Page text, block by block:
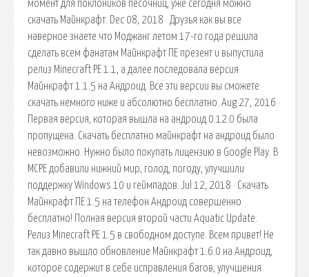
момент для поклоников песочниц, уже сегодня можно
скачать Майнкрафт. Dec 08, 2018 · Друзья как вы все
наверное знаете что Моджанг летом 17-го года решила
сделать всем фанатам Майнкрафт ПЕ презент и выпустила
релиз Minecraft PE 1.1, а далее последовала версия
Майнкрафт 1.1.5 на Андроид. Все эти версии вы сможете
скачать немного ниже и абсолютно бесплатно. Aug 27, 2016 ·
Первая версия, которая вышла на андроид 0.12.0 была
пропущена. Скачать бесплатно майнкрафт на андроид было
невозможно. Нужно было покупать лицензию в Google Play. В
MCPE добавили нижний мир, голод, погоду, улучшили
поддержку Windows 10 и геймпадов. Jul 12, 2018 · Скачать
Майнкрафт ПЕ 1.5 на телефон Андроид совершенно
бесплатно! Полная версия второй части Aquatic Update.
Релиз Minecraft PE 1.5 в свободном доступе. Всем привет! Не
так давно вышло обновление Майнкрафт 1.6.0 на Андроид,
которое содержит в себе исправления багов, улучшения